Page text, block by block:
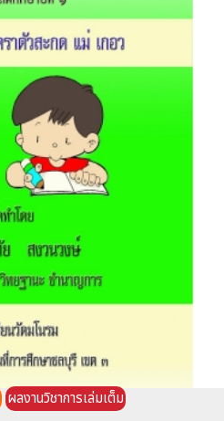
ผลงานวิชาการเล่มเต็ม